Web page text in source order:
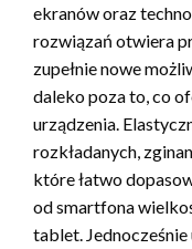
ekranów oraz
rozwiązań otwiera
zupełnie nowe
daleko poza to, co
urządzenia.
rozkładanych,
które łatwo
od smartfona
tablet.